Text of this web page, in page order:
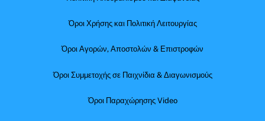
Όροι Χρήσης και Πολιτική Λειτουργίας
Όροι Αγορών, Αποστολών & Επιστροφών
Όροι Συμμετοχής σε Παιχνίδια & Διαγωνισμούς
Όροι Παραχώρησης Video